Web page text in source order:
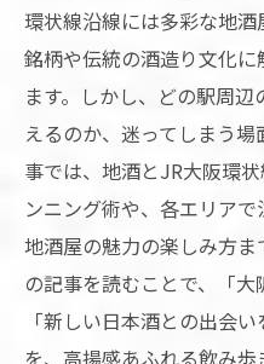
環状線沿線には多彩な地
銘柄や伝統の酒造り文化
ます。しかし、どの駅周
えるのか、迷ってしまう
事では、地酒とJR大阪環
ンニング術や、各エリアで
地酒屋の魅力の楽しみ方
の記事を読むことで、「大
「新しい日本酒との出会
を、高揚感あふれる飲み